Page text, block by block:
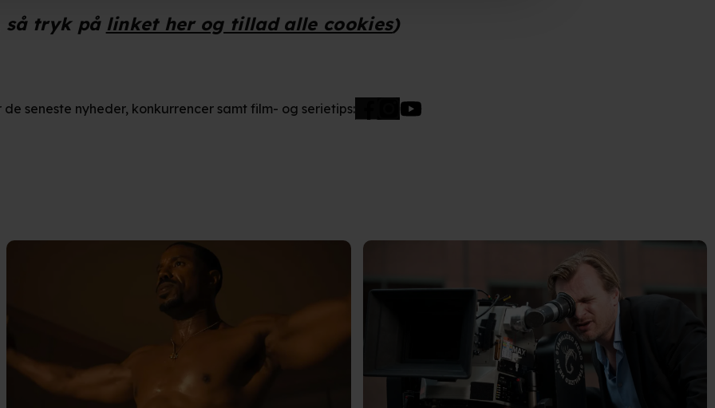
om din placering, der kan være nøjagtig inden for få meter
og behandling af dine personoplysninger i både vores
så tryk på linket her og tillad alle cookies)
de seneste nyheder, konkurrencer samt film- og serietips: